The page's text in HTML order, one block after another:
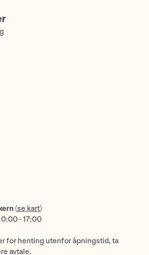
(se kart)
- 17:00
for henting utenfor åpningstid, ta
avtale.